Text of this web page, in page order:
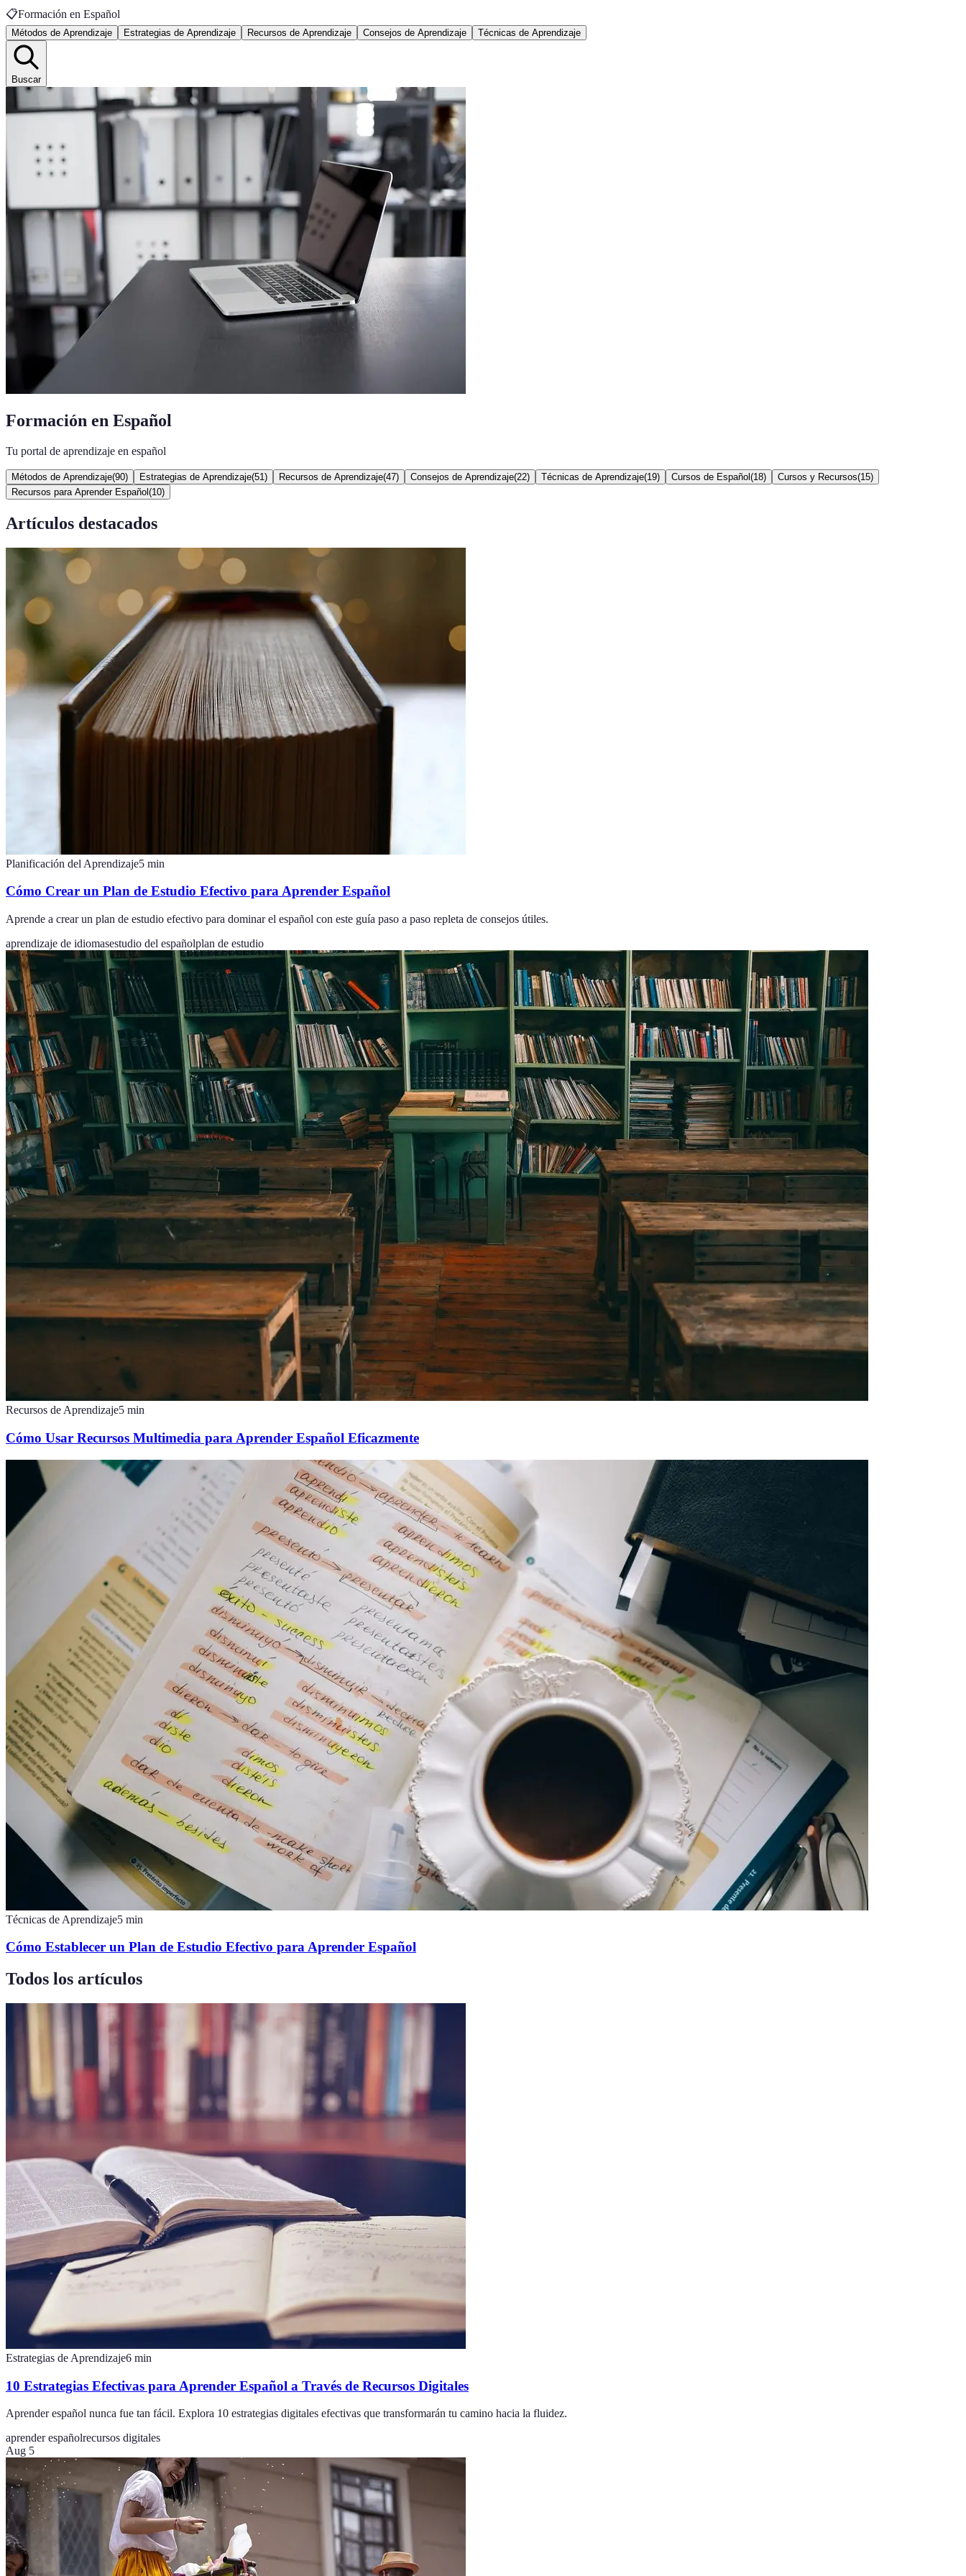
📋Formación en Español
Métodos de Aprendizaje Estrategias de Aprendizaje Recursos de Aprendizaje Consejos de Aprendizaje Técnicas de Aprendizaje
Buscar
Formación en Español
Tu portal de aprendizaje en español
Métodos de Aprendizaje(90) Estrategias de Aprendizaje(51 ) Recursos de Aprendizaje(47) Consejos de Aprendizaje(22) Técnicas de Aprendizaje(19) Cursos de Español (18) Cursos y Recursos(15)
Recursos para Aprender Español (10)
Artículos destacados
Planificación del Aprendizaje5 min
Cómo Crear un Plan de Estudio Efectivo para Aprender Español
Aprende a crear un plan de estudio efectivo para dominar el español con este guía paso a paso repleta de consejos útiles.
aprendizaje de idiomasestudio del españolplan de estudio
Recursos de Aprendizaje5 min
Cómo Usar Recursos Multimedia para Aprender Español Eficazmente
Técnicas de Aprendizaje5 min
Cómo Establecer un Plan de Estudio Efectivo para Aprender Español
Todos los artículos
Estrategias de Aprendizaje6 min
10 Estrategias Efectivas para Aprender Español a Través de Recursos Digitales
Aprender español nunca fue tan fácil. Explora 10 estrategias digitales efectivas que transformarán tu camino hacia la fluidez.
aprender españolrecursos digitales
Aug 5